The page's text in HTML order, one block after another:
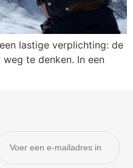
lastige verplichting: de
te denken. In een